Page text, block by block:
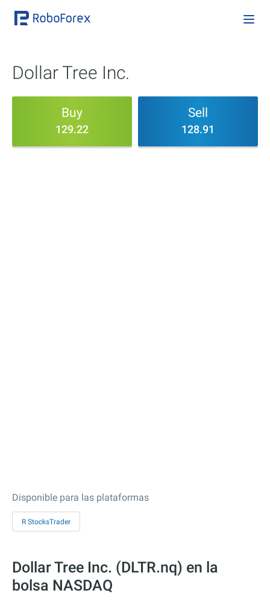
Dollar Tree Inc.
Buy
129.22
Sell
128.91
Disponible para las plataformas
R StocksTrader
Dollar Tree Inc. (DLTR.nq) en la
bolsa NASDAQ